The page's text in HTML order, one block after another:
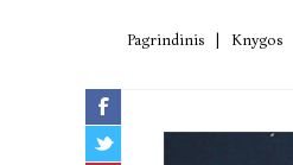
Pagrindinis Knygos